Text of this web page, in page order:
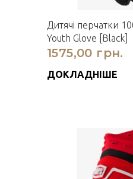
Дитячі перчатки
Youth Glove [Black]
1575,00 грн.
ДОКЛАДНІШЕ